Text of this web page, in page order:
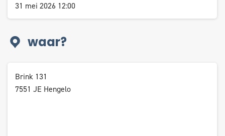
31 mei 2026 12:00
waar?
Brink 131
7551 JE Hengelo